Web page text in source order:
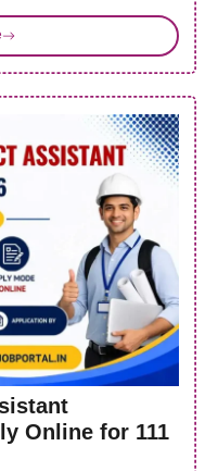
Online for 111